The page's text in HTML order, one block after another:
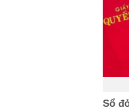
Sổ